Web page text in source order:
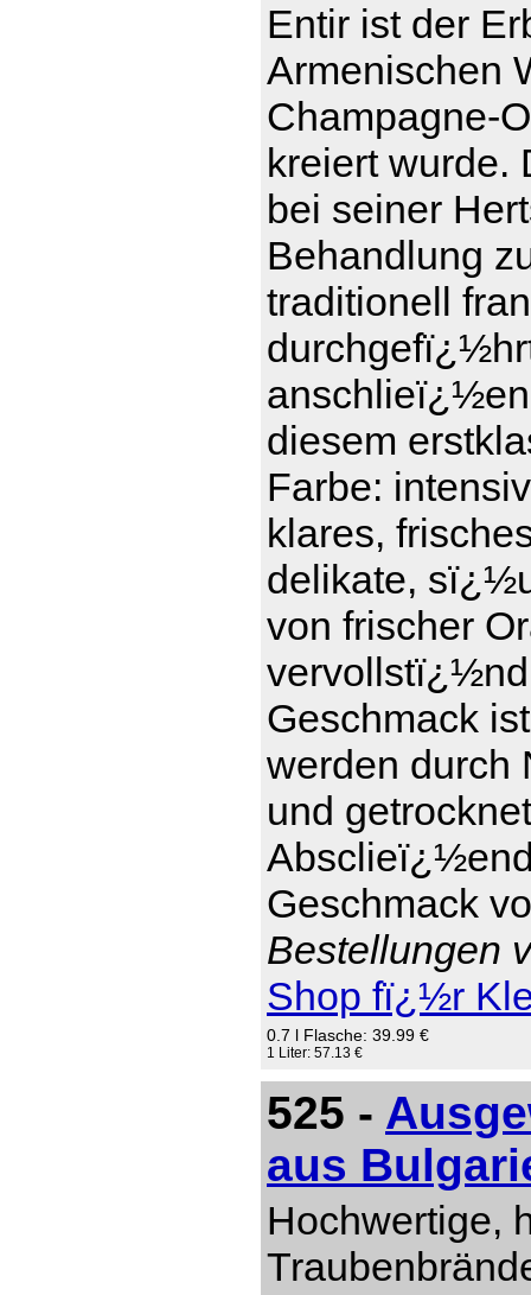
Entir ist der
Armenischen
Champagne-
kreiert wurde.
bei seiner
Behandlung
traditionell
diesem
Farbe:
klares,
delikate,
von frischer
Geschmack
werden durch
und
Geschmack
Bestellungen
Shop fï¿½r
0.7 l Flasche: 39.99 €
1 Liter: 57.13 €
525 -
aus
Hochwertige,